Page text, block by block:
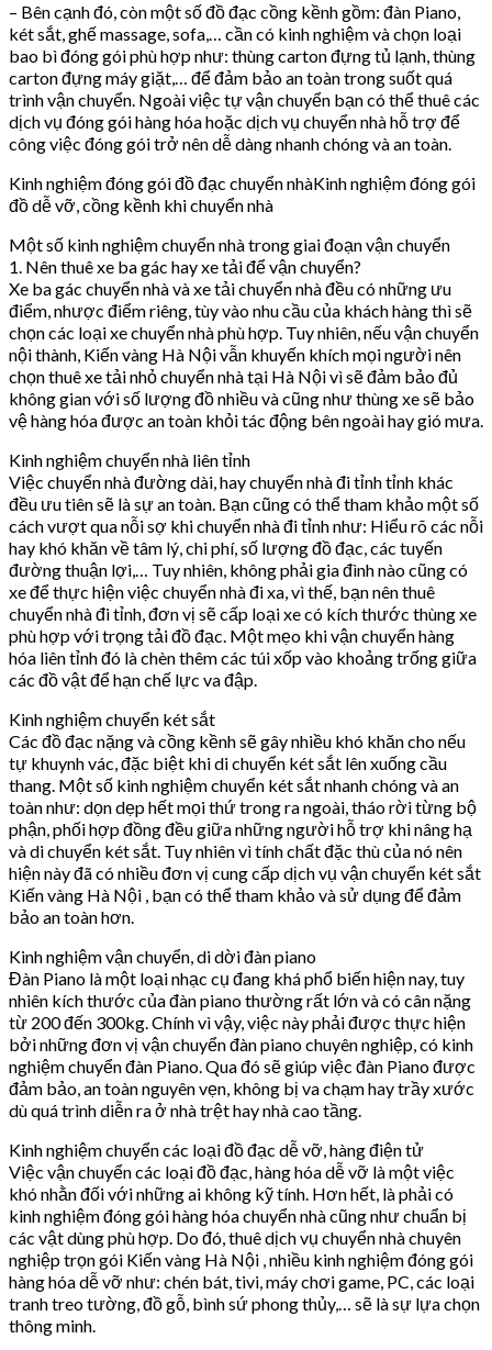
– Bên cạnh đó, còn một số đồ đạc cồng kềnh gồm: đàn Piano,
két sắt, ghế massage, sofa,… cần có kinh nghiệm và chọn loại
bao bì đóng gói phù hợp như: thùng carton đựng tủ lạnh, thùng
carton đựng máy giặt,… để đảm bảo an toàn trong suốt quá
trình vận chuyển. Ngoài việc tự vận chuyển bạn có thể thuê các
dịch vụ đóng gói hàng hóa hoặc dịch vụ chuyển nhà hỗ trợ để
công việc đóng gói trở nên dễ dàng nhanh chóng và an toàn.
Kinh nghiệm đóng gói đồ đạc chuyển nhàKinh nghiệm đóng gói
đồ dễ vỡ, cồng kềnh khi chuyển nhà
Một số kinh nghiệm chuyển nhà trong giai đoạn vận chuyển
1. Nên thuê xe ba gác hay xe tải để vận chuyển?
Xe ba gác chuyển nhà và xe tải chuyển nhà đều có những ưu
điểm, nhược điểm riêng, tùy vào nhu cầu của khách hàng thì sẽ
chọn các loại xe chuyển nhà phù hợp. Tuy nhiên, nếu vận chuyển
nội thành, Kiến vàng Hà Nội vẫn khuyến khích mọi người nên
chọn thuê xe tải nhỏ chuyển nhà tại Hà Nội vì sẽ đảm bảo đủ
không gian với số lượng đồ nhiều và cũng như thùng xe sẽ bảo
vệ hàng hóa được an toàn khỏi tác động bên ngoài hay gió mưa.
Kinh nghiệm chuyển nhà liên tỉnh
Việc chuyển nhà đường dài, hay chuyển nhà đi tỉnh tỉnh khác
đều ưu tiên sẽ là sự an toàn. Bạn cũng có thể tham khảo một số
cách vượt qua nỗi sợ khi chuyển nhà đi tỉnh như: Hiểu rõ các nỗi
hay khó khăn về tâm lý, chi phí, số lượng đồ đạc, các tuyến
đường thuận lợi,… Tuy nhiên, không phải gia đình nào cũng có
xe để thực hiện việc chuyển nhà đi xa, vì thế, bạn nên thuê
chuyển nhà đi tỉnh, đơn vị sẽ cấp loại xe có kích thước thùng xe
phù hợp với trọng tải đồ đạc. Một mẹo khi vận chuyển hàng
hóa liên tỉnh đó là chèn thêm các túi xốp vào khoảng trống giữa
các đồ vật để hạn chế lực va đập.
Kinh nghiệm chuyển két sắt
Các đồ đạc nặng và cồng kềnh sẽ gây nhiều khó khăn cho nếu
tự khuynh vác, đặc biệt khi di chuyển két sắt lên xuống cầu
thang. Một số kinh nghiệm chuyển két sắt nhanh chóng và an
toàn như: dọn dẹp hết mọi thứ trong ra ngoài, tháo rời từng bộ
phận, phối hợp đồng đều giữa những người hỗ trợ khi nâng hạ
và di chuyển két sắt. Tuy nhiên vì tính chất đặc thù của nó nên
hiện này đã có nhiều đơn vị cung cấp dịch vụ vận chuyển két sắt
Kiến vàng Hà Nội , bạn có thể tham khảo và sử dụng để đảm
bảo an toàn hơn.
Kinh nghiệm vận chuyển, di dời đàn piano
Đàn Piano là một loại nhạc cụ đang khá phổ biến hiện nay, tuy
nhiên kích thước của đàn piano thường rất lớn và có cân nặng
từ 200 đến 300kg. Chính vì vậy, việc này phải được thực hiện
bởi những đơn vị vận chuyển đàn piano chuyên nghiệp, có kinh
nghiệm chuyển đàn Piano. Qua đó sẽ giúp việc đàn Piano được
đảm bảo, an toàn nguyên vẹn, không bị va chạm hay trầy xước
dù quá trình diễn ra ở nhà trệt hay nhà cao tầng.
Kinh nghiệm chuyển các loại đồ đạc dễ vỡ, hàng điện tử
Việc vận chuyển các loại đồ đạc, hàng hóa dễ vỡ là một việc
khó nhằn đối với những ai không kỹ tính. Hơn hết, là phải có
kinh nghiệm đóng gói hàng hóa chuyển nhà cũng như chuẩn bị
các vật dùng phù hợp. Do đó, thuê dịch vụ chuyển nhà chuyên
nghiệp trọn gói Kiến vàng Hà Nội , nhiều kinh nghiệm đóng gói
hàng hóa dễ vỡ như: chén bát, tivi, máy chơi game, PC, các loại
tranh treo tường, đồ gỗ, bình sứ phong thủy,… sẽ là sự lựa chọn
thông minh.